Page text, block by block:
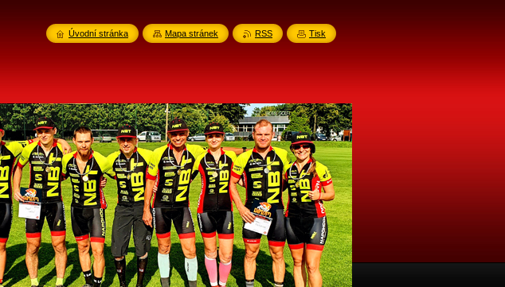
Úvodní stránka Mapa stránek RSS Tisk